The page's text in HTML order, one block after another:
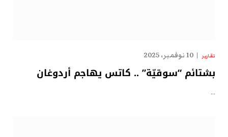
تقارير 10 نوفمبر، 2025
بشتائم “سوقيّة” .. كاتس يهاجم أردوغان
…